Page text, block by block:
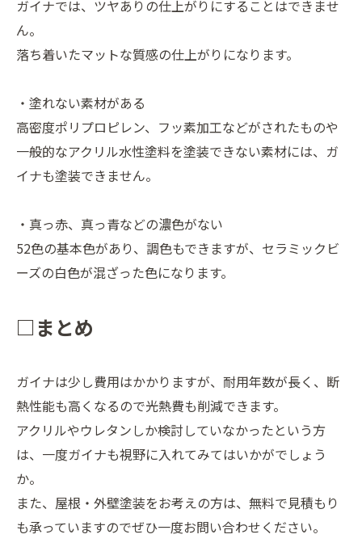
ガイナでは、ツヤありの仕上がりにすることはできませ
ん。
落ち着いたマットな質感の仕上がりになります。
・塗れない素材がある
高密度ポリプロピレン、フッ素加工などがされたものや
一般的なアクリル水性塗料を塗装できない素材には、ガ
イナも塗装できません。
・真っ赤、真っ青などの濃色がない
52色の基本色があり、調色もできますが、セラミックビ
ーズの白色が混ざった色になります。
□まとめ
ガイナは少し費用はかかりますが、耐用年数が長く、断
熱性能も高くなるので光熱費も削減できます。
アクリルやウレタンしか検討していなかったという方
は、一度ガイナも視野に入れてみてはいかがでしょう
か。
また、屋根・外壁塗装をお考えの方は、無料で見積もり
も承っていますのでぜひ一度お問い合わせください。